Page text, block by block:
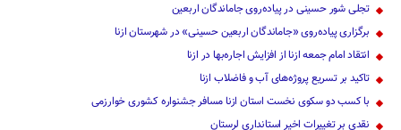
تجلی شور حسینی در پیاده‌روی جاماندگان اربعین
برگزاری پیاده‌روی «جاماندگان اربعین حسینی» در شهرستان ازنا
انتقاد امام جمعه ازنا از افزایش اجاره‌بها در ازنا
تاکید بر تسریع پروژه‌های آب و فاضلاب ازنا
با کسب دو سکوی نخست استان ازنا مسافر جشنواره کشوری خوارزمی
نقدی بر تغییرات اخیر استانداری لرستان